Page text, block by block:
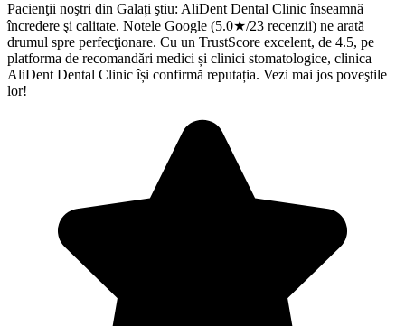
Pacienţii noştri din Galați ştiu: AliDent Dental Clinic înseamnă
încredere şi calitate. Notele Google (5.0★/23 recenzii) ne arată
drumul spre perfecţionare. Cu un TrustScore excelent, de 4.5, pe
platforma de recomandări medici și clinici stomatologice, clinica
AliDent Dental Clinic își confirmă reputația. Vezi mai jos poveştile
lor!